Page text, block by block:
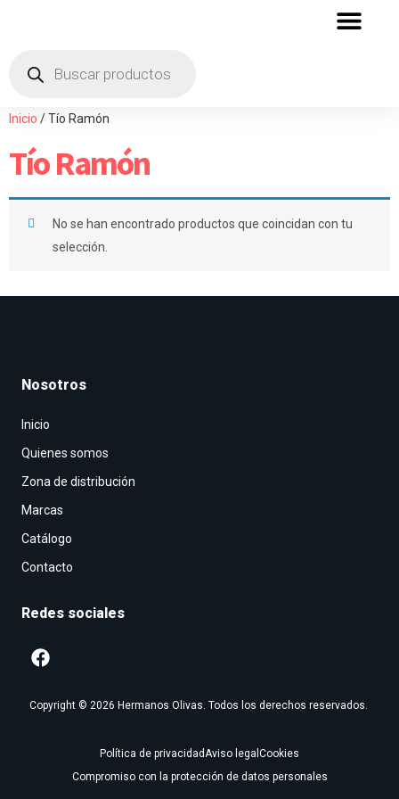
Inicio / Tío Ramón
Tío Ramón
No se han encontrado productos que coincidan con tu
selección.
Nosotros
Inicio
Quienes somos
Zona de distribución
Marcas
Catálogo
Contacto
Redes sociales
Copyright © 2026 Hermanos Olivas. Todos los derechos reservados.
Política de privacidadAviso legal Cookies
Compromiso con la protección de datos personales